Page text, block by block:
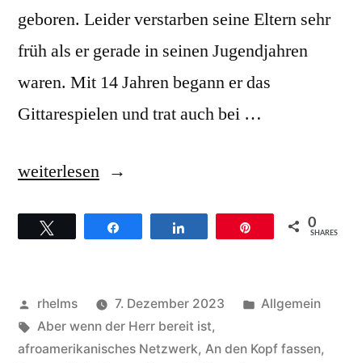
geboren. Leider verstarben seine Eltern sehr
früh als er gerade in seinen Jugendjahren
waren. Mit 14 Jahren begann er das
Gittarespielen und trat auch bei …
„Fred
–
zum
Song
weiterlesen
0
SHARES
Veröffentlicht
von
rhelms 7. Dezember 2023
Veröffentlicht
Allgemein
Schlagwörter:
Aber wenn der Herr bereit ist,
afroamerikanisches Netzwerk, An den Kopf fassen,